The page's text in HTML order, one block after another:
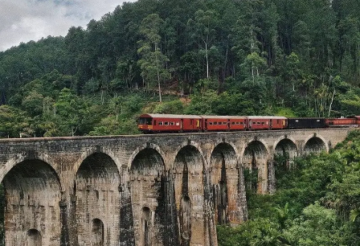
Consejos Culturales antes de
Viajar a la India
Aun así, este país te sorprendera siempre a bien. La
hospitalidad India es muy conocida, y según vayas
viajando a lo largo del país y adentrandote en los pueblo
comprobaras de primera mano. Relajate, cargate de
paciencia, se flexible y disfruta. Estos son los consejos
mas importantes.
Aquí te dejamos importantes blogs que hemos hecho
para vuestraviaje a la India: y si quieres vivir conuna